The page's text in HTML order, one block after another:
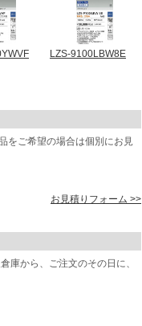
LZS-9100LBW8E
をご希望の場合は個別にお見
お見積りフォーム >>
から、ご注文のその日に、